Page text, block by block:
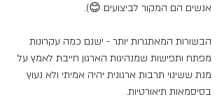
אנשים הם המקור לביצועים 😊).
הבשורות המאתגרות יותר - ישנם כמה עקרונות
מפתח ותפישות שמנהיגות הארגון חייבת לאמץ על
מנת ששינוי תרבות ארגונית יהיה אמיתי ולא נעוץ
בסיסמאות תיאורטיות.